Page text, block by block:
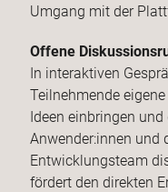
Umgang mit der
Offene
In interaktiven
Teilnehmende
Ideen einbringen
Anwender:innen und
Entwicklungsteam
fördert den direkten